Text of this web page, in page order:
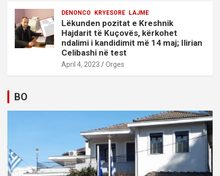
DENONCO KRYESORE LAJME
Lëkunden pozitat e Kreshnik
Hajdarit të Kuçovës, kërkohet
ndalimi i kandidimit më 14 maj; Ilirian
Celibashi në test
April 4, 2023 Orges
BO